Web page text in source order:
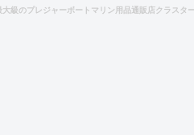
級のプレジャーボートマリン用品通販店クラスタ